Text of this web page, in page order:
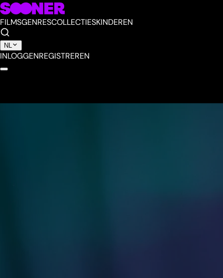
FILMSGENRESCOLLECTIESKINDEREN
NL
INLOGGENREGISTREREN